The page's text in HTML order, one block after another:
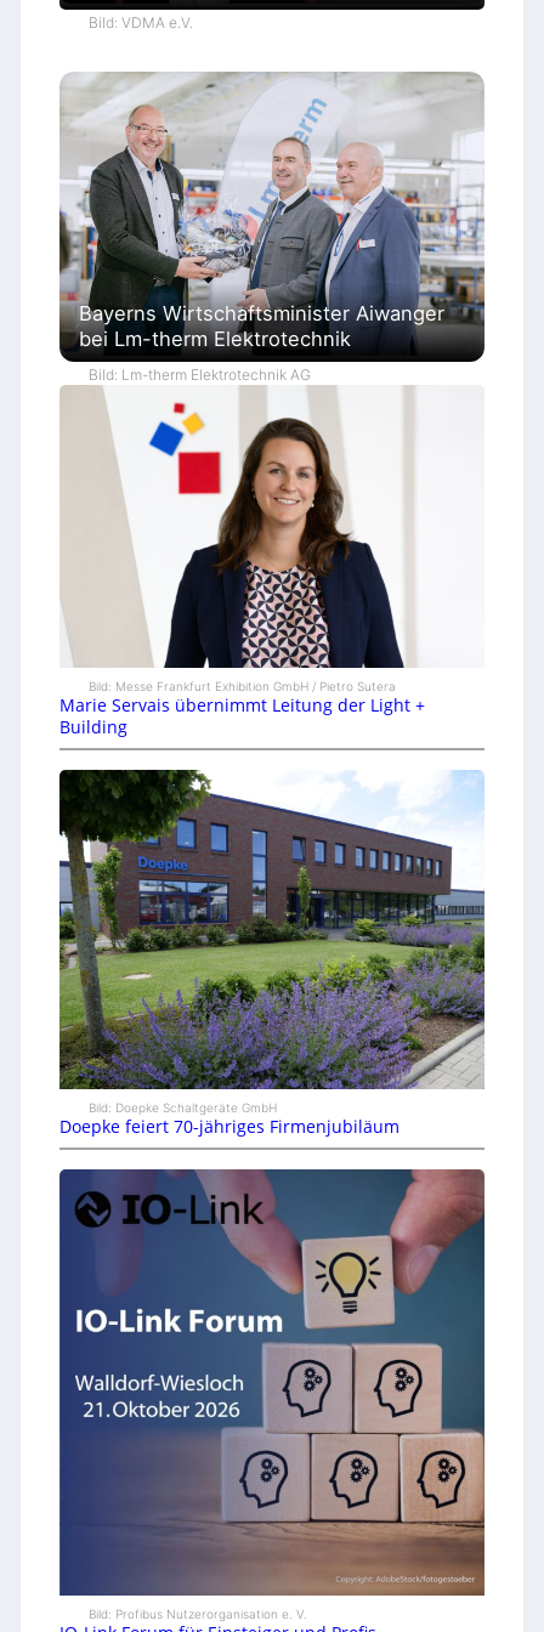
Bild: VDMA e.V.
Bayerns Wirtschaftsminister Aiwanger
bei Lm-therm Elektrotechnik
Bild: Lm-therm Elektrotechnik AG
Bild: Messe Frankfurt Exhibition GmbH / Pietro Sutera
Marie Servais übernimmt Leitung der Light +
Building
Bild: Doepke Schaltgeräte GmbH
Doepke feiert 70-jähriges Firmenjubiläum
Bild: Profibus Nutzerorganisation e. V.